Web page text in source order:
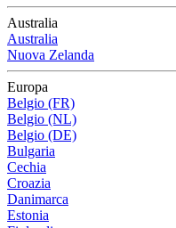
Australia
Australia
Nuova Zelanda
Europa
Belgio (FR)
Belgio (NL)
Belgio (DE)
Bulgaria
Cechia
Croazia
Danimarca
Estonia